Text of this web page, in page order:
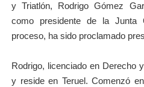
y Triatlón, Rodrigo Gómez
como presidente de la Junta
proceso, ha sido proclamado
Rodrigo, licenciado en Derecho
y reside en Teruel. Comenzó